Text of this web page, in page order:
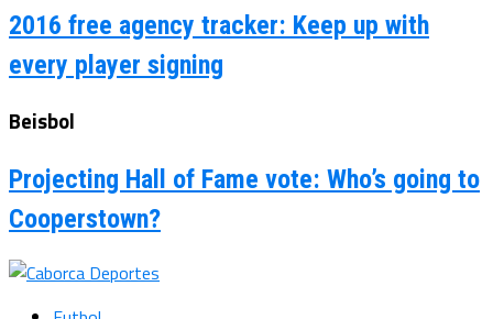
2016 free agency tracker: Keep up with
every player signing
Beisbol
Projecting Hall of Fame vote: Who’s going to
Cooperstown?